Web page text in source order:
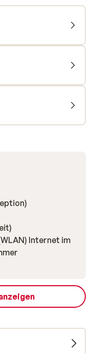
Sie einen Drink
geräumig und
Zusatzbonus bei
du Soleil ist, dass
inbegriffen
6-Tage-Skipass
im